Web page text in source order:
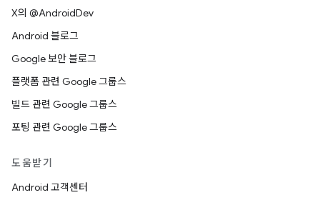
X의 @AndroidDev
Android 블로그
Google 보안 블로그
플랫폼 관련 Google 그룹스
빌드 관련 Google 그룹스
포팅 관련 Google 그룹스
도움받기
Android 고객센터